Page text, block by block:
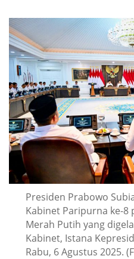
Presiden Prabowo
Kabinet Paripurna ke-
Merah Putih yang
Kabinet, Istana
Rabu, 6 Agustus 2025.